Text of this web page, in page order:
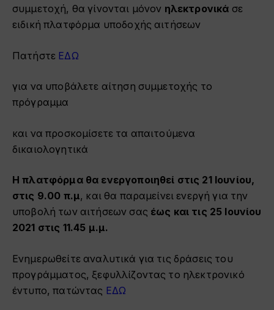
συμμετοχή, θα γίνονται μόνον ηλεκτρονικά σε
ειδική πλατφόρμα υποδοχής αιτήσεων
Πατήστε ΕΔΩ
για να υποβάλετε αίτηση συμμετοχής το
πρόγραμμα
και να προσκομίσετε τα απαιτούμενα
δικαιολογητικά
Η πλατφόρμα θα ενεργοποιηθεί στις 21 Ιουνίου,
στις 9.00 π.μ, και θα παραμείνει ενεργή για την
υποβολή των αιτήσεων σας έως και τις 25 Ιουνίου
2021 στις 11.45 μ.μ.
Ενημερωθείτε αναλυτικά για τις δράσεις του
προγράμματος, ξεφυλλίζοντας το ηλεκτρονικό
έντυπο, πατώντας ΕΔΩ